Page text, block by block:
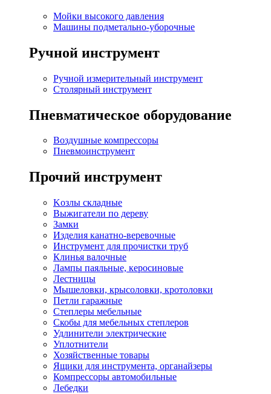
Мойки высокого давления
Машины подметально-уборочные
Ручной инструмент
Ручной измерительный инструмент
Столярный инструмент
Пневматическое оборудование
Воздушные компрессоры
Пневмоинструмент
Прочий инструмент
Kозлы складные
Выжигатели по дереву
Замки
Изделия канатно-веревочные
Инструмент для прочистки труб
Клинья валочные
Лампы паяльные, керосиновые
Лестницы
Мышеловки, крысоловки, кротоловки
Петли гаражные
Степлеры мебельные
Скобы для мебельных степлеров
Удлинители электрические
Уплотнители
Хозяйственные товары
Ящики для инструмента, органайзеры
Компрессоры автомобильные
Лебедки